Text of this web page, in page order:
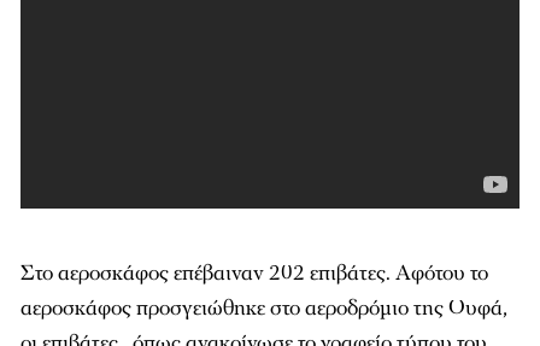
Στο αεροσκάφος επέβαιναν 202 επιβάτες. Αφότου το
αεροσκάφος προσγειώθηκε στο αεροδρόμιο της Ουφά,